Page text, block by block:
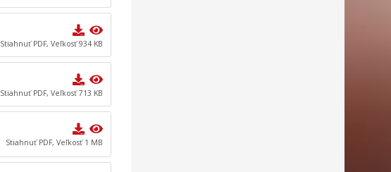
Stiahnuť PDF, Veľkosť 934 KB
Stiahnuť PDF, Veľkosť 713 KB
Stiahnuť PDF, Veľkosť 1 MB